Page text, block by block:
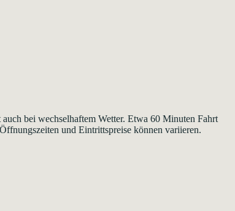
bei wechselhaftem Wetter. Etwa 60 Minuten Fahrt
und Eintrittspreise können variieren.